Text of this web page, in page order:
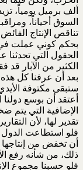
ألف برميل يومياً،
السوق أحياناً،
تناقص الإنتاج
بحكم كوني عملت في
الحقول التي
الكثير من الآبار قد
بعد أن عرفنا كل هذه
ستبقى مكتوفة
أعتقد أن بوسع
الإضافية التي يتم
تقدير لها، لأن
فلو استطاعت الدول
أن تخفض من إنتاجها
ذلك، من شأنه رفع
فلو حسبنا مجموع